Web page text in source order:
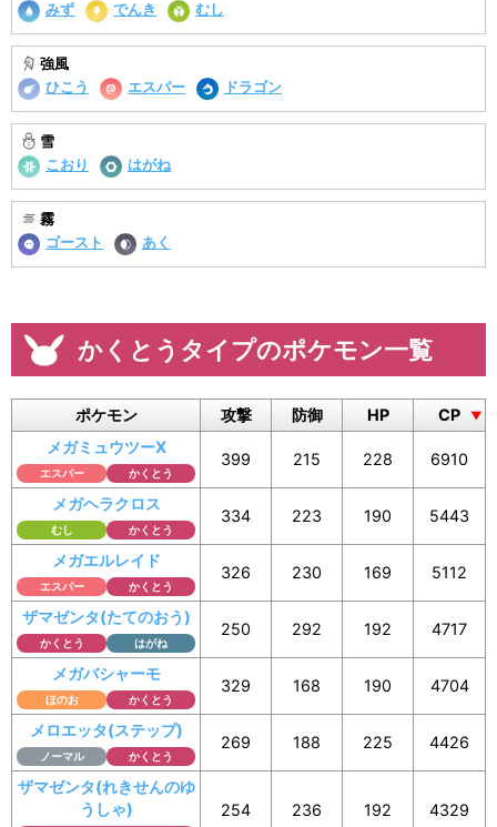
みず
でんき むし
強風
ひこう
エスパー ドラゴン
雪
こおり
はがね
霧
ゴースト
あく
かくとうタイプのポケモン一覧
ポケモン 攻撃 防御 HP
CP
メガミュウツーX
エスパー かくとう
399 215 228 6910
メガヘラクロス
むし かくとう
334 223 190 5443
メガエルレイド
エスパー かくとう
326 230 169 5112
ザマゼンタ(たてのおう)
かくとう はがね
250 292 192 4717
メガバシャーモ
ほのお かくとう
329 168 190 4704
メロエッタ(ステップ)
ノーマル かくとう
269 188 225 4426
ザマゼンタ(れきせんのゆ
うしゃ)
254 236 192 4329